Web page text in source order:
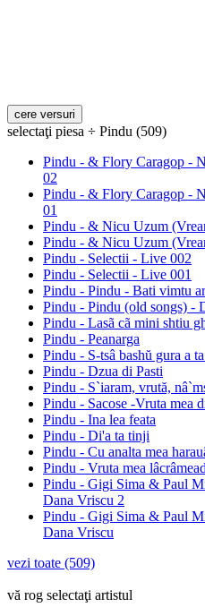
selectaţi piesa ÷ Pindu (509)
Pindu - & Flory Caragop -
02
Pindu - & Flory Caragop -
01
Pindu - & Nicu Uzum
Pindu - & Nicu Uzum
Pindu - Selectii - Live 002
Pindu - Selectii - Live 001
Pindu - Pindu - Bati vimtu
Pindu - Pindu (old songs) -
Pindu - Lasã cã mini shtiu
Pindu - Peanarga
Pindu - S-tsâ bashŭ gura a
Pindu - Dzua di Pasti
Pindu - S`iaram, vrută,
Pindu - Sacose -Vruta mea
Pindu - Ina lea feata
Pindu - Di'a ta tinji
Pindu - Cu analta mea
Pindu - Vruta mea
Pindu - Gigi Sima & Paul
Dana Vriscu 2
Pindu - Gigi Sima & Paul
Dana Vriscu
vezi toate (509)
vă rog selectaţi artistul